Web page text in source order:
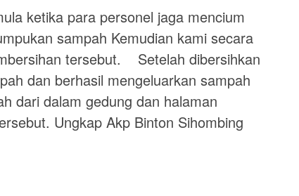
ketika para personel jaga mencium
sampah Kemudian kami secara
tersebut. Setelah dibersihkan
dan berhasil mengeluarkan sampah
dari dalam gedung dan halaman
Ungkap Akp Binton Sihombing